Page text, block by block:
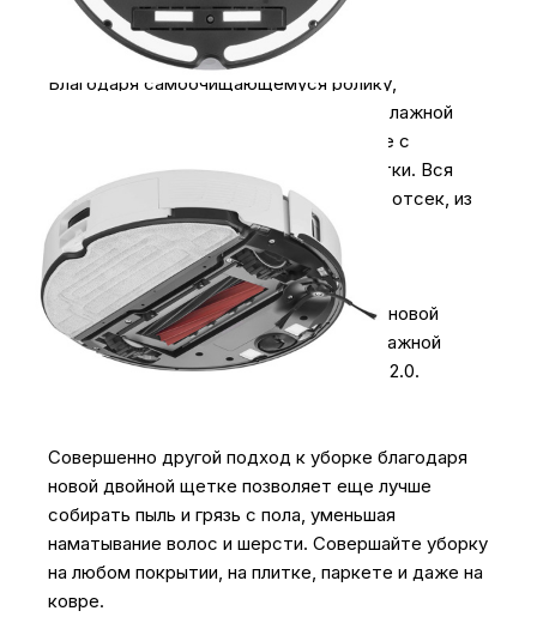
Самоочистка ролика
Благодаря самоочищающемуся ролику,
обслуживающему микрофибру после влажной
уборки, Вы еще меньше контактируете с
элементами станции в процессе очистки. Вся
грязная вода поступает в специальный отсек, из
которого удобно ее выливать.
В два раза лучше и чище
Удвойте качество уборки при помощи новой
двойной щетки DuoRoller и системы влажной
уборки с двумя пластинами VibraRise® 2.0.
Совершенно другой подход к уборке благодаря
новой двойной щетке позволяет еще лучше
собирать пыль и грязь с пола, уменьшая
наматывание волос и шерсти. Совершайте уборку
на любом покрытии, на плитке, паркете и даже на
ковре.